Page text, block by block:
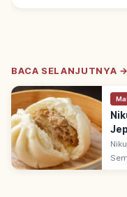
BACA SELANJUTNYA →